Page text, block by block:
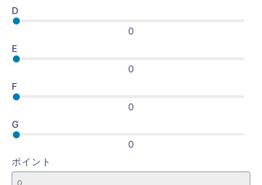
D
0
E
0
F
0
G
0
ポイント